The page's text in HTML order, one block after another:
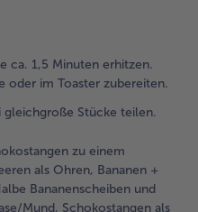
ca. 1,5 Minuten erhitzen.
oder im Toaster zubereiten.
gleichgroße Stücke teilen.
zu einem
als Ohren, Bananen +
Bananenscheiben und
Mund, Schokostangen als